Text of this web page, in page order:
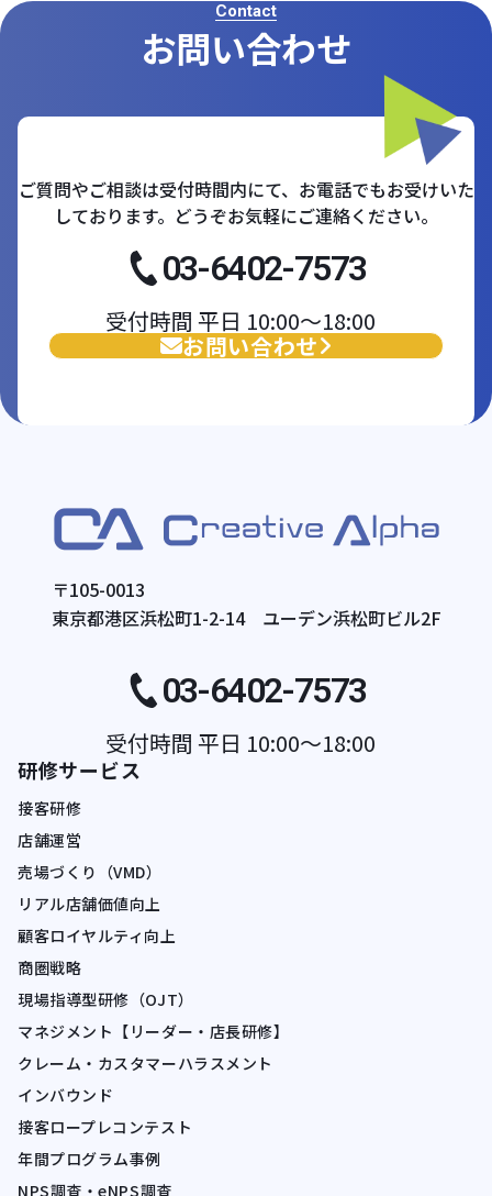
Contact
お問い合わせ
ご質問やご相談は受付時間内にて、お電話でもお受けいた
しております。どうぞお気軽にご連絡ください。
03-6402-7573
受付時間 平日 10:00〜18:00
お問い合わせ
〒105-0013
東京都港区浜松町1-2-14 ユーデン浜松町ビル2F
03-6402-7573
受付時間 平日 10:00〜18:00
研修サービス
接客研修
店舗運営
売場づくり（VMD）
リアル店舗価値向上
顧客ロイヤルティ向上
商圏戦略
現場指導型研修（OJT）
マネジメント【リーダー・店長研修】
クレーム・カスタマーハラスメント
インバウンド
接客ロープレコンテスト
年間プログラム事例
NPS調査・eNPS調査